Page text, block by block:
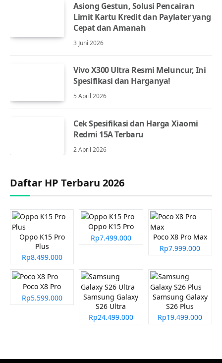
Asiong Gestun, Solusi Pencairan
Limit Kartu Kredit dan Paylater yang
Cepat dan Amanah
3 Juni 2026
Vivo X300 Ultra Resmi Meluncur, Ini
Spesifikasi dan Harganya!
5 April 2026
Cek Spesifikasi dan Harga Xiaomi
Redmi 15A Terbaru
2 April 2026
Daftar HP Terbaru 2026
Oppo K15 Pro
Plus
Rp8.499.000
Oppo K15 Pro
Rp7.499.000
Poco X8 Pro Max
Rp7.999.000
Poco X8 Pro
Rp5.599.000
Samsung Galaxy
S26 Ultra
Rp24.499.000
Samsung Galaxy
S26 Plus
Rp19.499.000